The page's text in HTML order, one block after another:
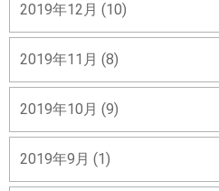
2019年12月 (10)
2019年11月 (8)
2019年10月 (9)
2019年9月 (1)